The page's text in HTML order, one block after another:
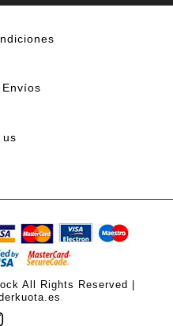
us
All Rights Reserved |